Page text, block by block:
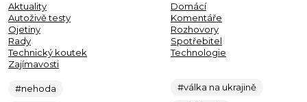
Aktuality
Autoživě testy
Ojetiny
Rady
Technický koutek
Zajímavosti
#nehoda
Domácí
Komentáře
Rozhovory
Spotřebitel
Technologie
#válka na ukrajině